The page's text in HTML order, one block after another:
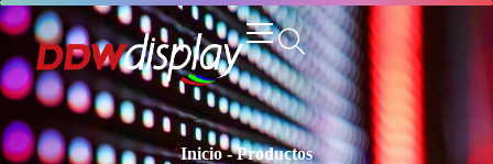
Inicio-Productos